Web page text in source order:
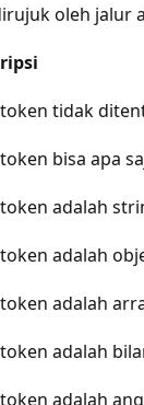
oleh jalur
token tidak
bisa apa
token adalah
token adalah
token adalah
token adalah
token adalah